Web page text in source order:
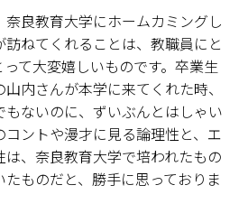
良教育大学にホームカミングし
ねてくれることは、教職員にと
て大変嬉しいものです。卒業生
内さんが本学に来てくれた時、
ないのに、ずいぶんとはしゃい
ントや漫才に見る論理性と、エ
、奈良教育大学で培われたもの
ものだと、勝手に思っておりま